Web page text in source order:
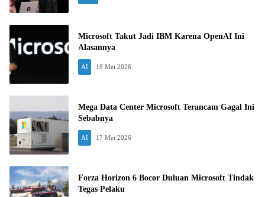
Microsoft Takut Jadi IBM Karena OpenAI Ini
Alasannya
AI 18 Mei 2026
Mega Data Center Microsoft Terancam Gagal Ini
Sebabnya
AI 17 Mei 2026
Forza Horizon 6 Bocor Duluan Microsoft Tindak
Tegas Pelaku